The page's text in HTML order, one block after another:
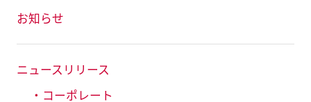
お知らせ
ニュースリリース
・コーポレート